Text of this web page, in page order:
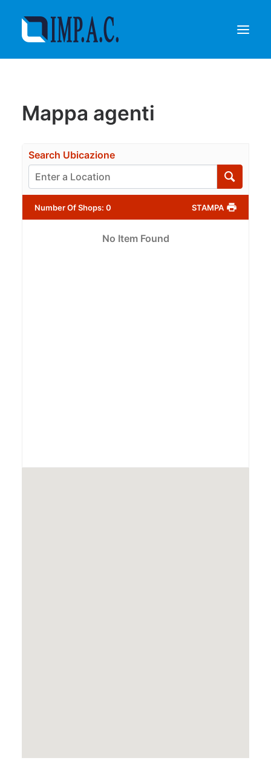
Confezionamento
Agenti
Contatti
RICHIEDI INFORMAZIONI
Mappa agenti
Search Ubicazione
Number Of Shops: 0 STAMPA
No Item Found